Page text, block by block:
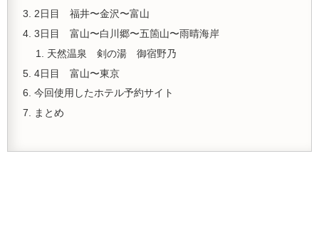
2日目 福井〜金沢〜富山
3日目 富山〜白川郷〜五箇山〜雨晴海岸
天然温泉 剣の湯 御宿野乃
4日目 富山〜東京
今回使用したホテル予約サイト
まとめ